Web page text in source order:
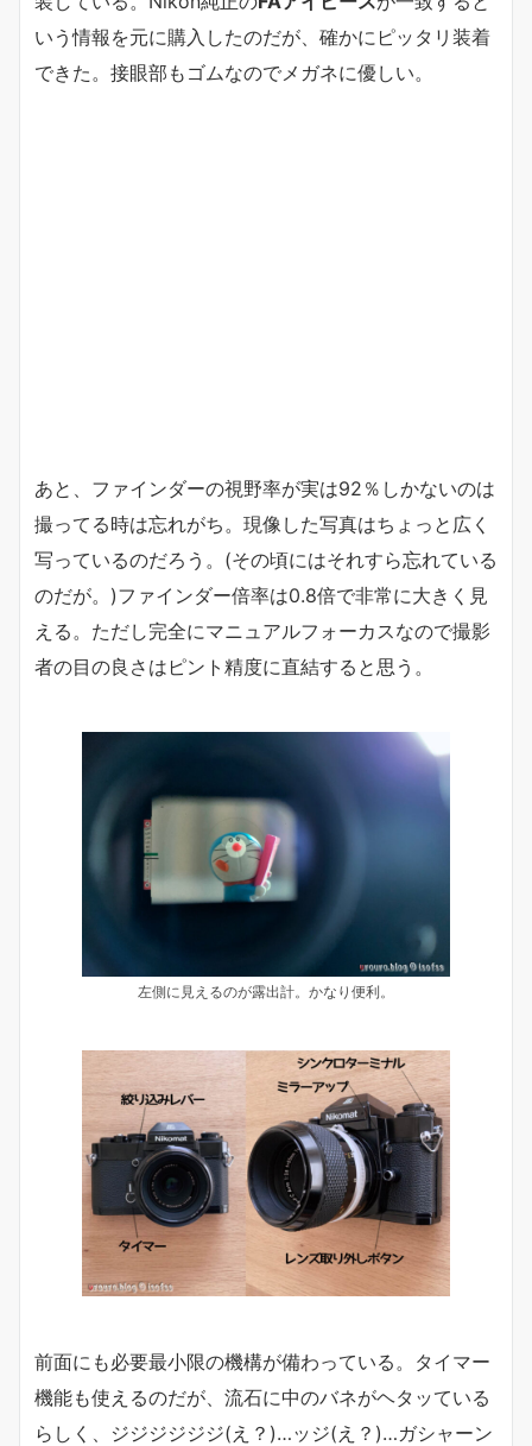
いう情報を元に購入したのだが、確かにピッタリ装着
できた。接眼部もゴムなのでメガネに優しい。
あと、ファインダーの視野率が実は92％しかないのは
撮ってる時は忘れがち。現像した写真はちょっと広く
写っているのだろう。(その頃にはそれすら忘れている
のだが。)ファインダー倍率は0.8倍で非常に大きく見
える。ただし完全にマニュアルフォーカスなので撮影
者の目の良さはピント精度に直結すると思う。
左側に見えるのが露出計。かなり便利。
前面にも必要最小限の機構が備わっている。タイマー
機能も使えるのだが、流石に中のバネがヘタッている
らしく、ジジジジジジ(え？)…ッジ(え？)…ガシャーン